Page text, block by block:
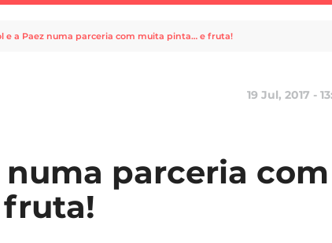
e a Paez numa parceria com muita pinta… e fruta!
19 Jul, 2017 -
numa parceria com